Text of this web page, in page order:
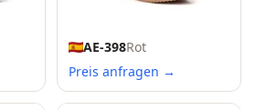
AE-398Rot
Preis anfragen →